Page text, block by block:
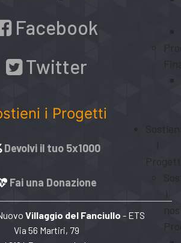
i
Facebook
Twitter
i Progetti
Devolvi il tuo 5x1000
Fai una Donazione
Villaggio del Fanciullo - ETS
Via 56 Martiri, 79